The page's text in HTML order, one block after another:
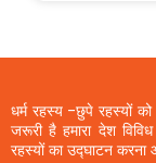
धर्म रहस्य -छुपे रहस्यों
जरूरी है हमारा देश
रहस्यों का उद्घाटन